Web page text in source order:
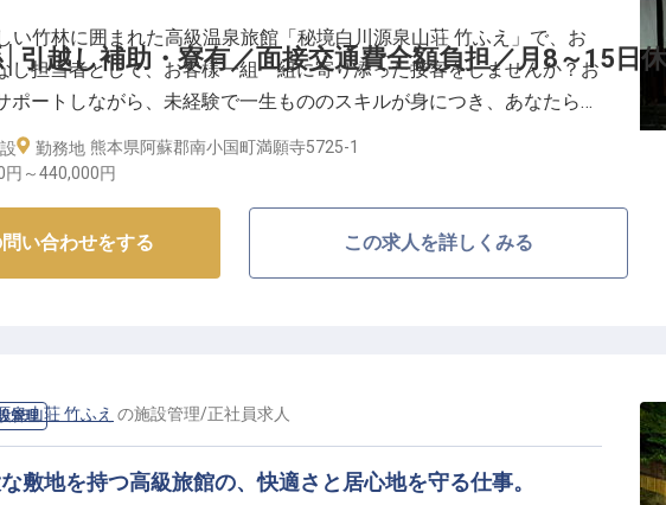
境”ともいわれる地で、約5,000坪もの広大な敷地を持ち、豊かな自然
れた温泉旅館。広大な敷地の中に、わずか12客室。それぞれ趣の違う
癒しの空間で、お客様に非日常のひとときをご提供しています。
引越し補助・寮有／面接交通費全額負担／月8～15日
竹林に囲まれた高級温泉旅館「秘境白川源泉山荘 竹ふえ」で、お
し担当者として、お客様一組一組に寄り添った接客をしませんか？お
ポートしながら、未経験で一生もののスキルが身につき、あなたらし
ワークライフバランスを叶えられる環境です。
し手当、面接時の交通費全額支給 etc.
勤務地 熊本県阿蘇郡南小国町満願寺5725-1
円～440,000円
い合わせをする この求人を詳しくみる
管理
泉山荘 竹ふえ の施設管理/正社員求人
敷地を持つ高級旅館の、快適さと居心地を守る仕事。